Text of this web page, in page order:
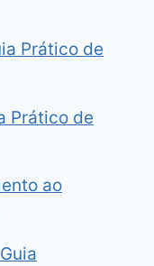
Prático de
Prático de
ao